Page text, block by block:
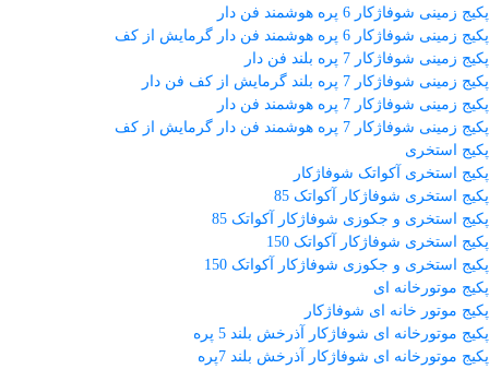
پکیج زمینی شوفاژکار 6 پره هوشمند فن دار
پکیج زمینی شوفاژکار 6 پره هوشمند فن دار گرمایش از کف
پکیج زمینی شوفاژکار 7 پره بلند فن دار
پکیج زمینی شوفاژکار 7 پره بلند گرمایش از کف فن دار
پکیج زمینی شوفاژکار 7 پره هوشمند فن دار
پکیج زمینی شوفاژکار 7 پره هوشمند فن دار گرمایش از کف
پکیج استخری
پکیج استخری آکواتک شوفاژکار
پکیج استخری شوفاژکار آکواتک 85
پکیج استخری و جکوزی شوفاژکار آکواتک 85
پکیج استخری شوفاژکار آکواتک 150
پکیج استخری و جکوزی شوفاژکار آکواتک 150
پکیج موتورخانه ای
پکیج موتور خانه ای شوفاژکار
پکیج موتورخانه ای شوفاژکار آذرخش بلند 5 پره
پکیج موتورخانه ای شوفاژکار آذرخش بلند 7پره